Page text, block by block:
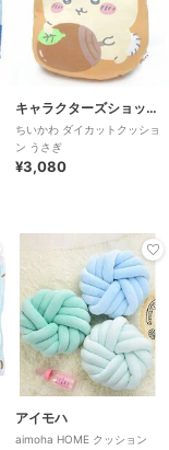
キャラクターズショップ ラフラフ
ちいかわ ダイカットクッショ
ン うさぎ
¥3,080
アイモハ
aimoha HOME クッション